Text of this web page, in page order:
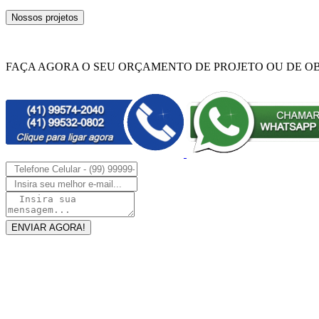
Nossos projetos
FAÇA AGORA O SEU ORÇAMENTO DE PROJETO OU DE